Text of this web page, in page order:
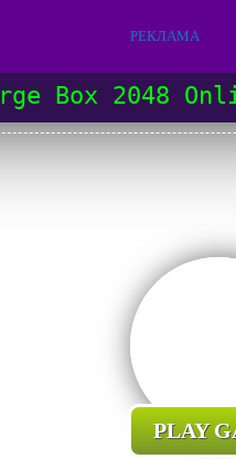
РЕКЛАМА
Box 2048
PLAY